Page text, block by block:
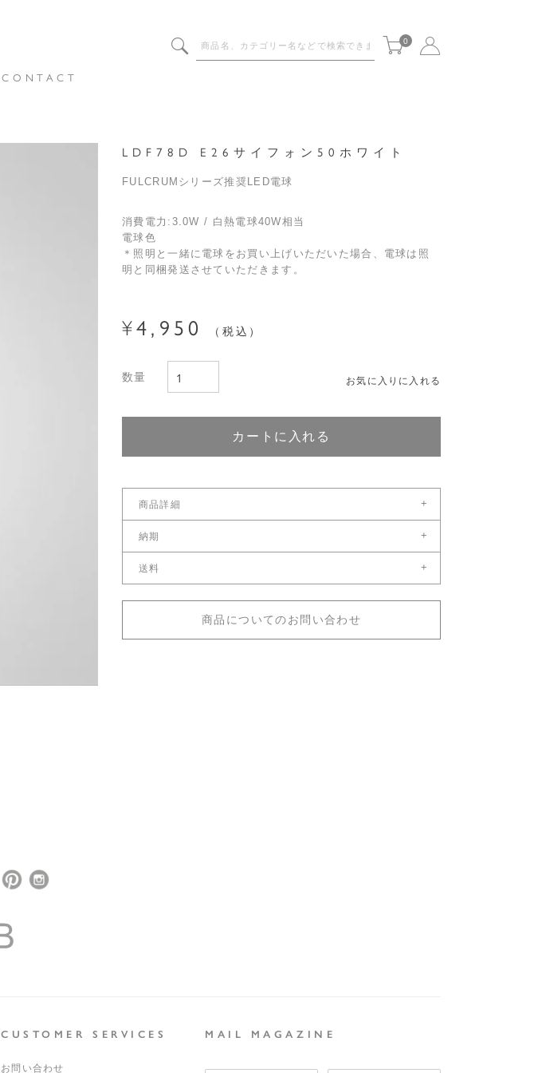
0
CONTACT
LDF78D E26サイフォン50ホワイト
FULCRUMシリーズ推奨LED電球
消費電力:3.0W / 白熱電球40W相当
電球色
＊照明と一緒に電球をお買い上げいただいた場合、電球は照
明と同梱発送させていただきます。
¥4,950 税込
お気に入りに入れる
カートに入れる
商品詳細 +
保証
納期 +
※お急ぎの場合は別途ご連絡ください。
こちら
＊年末年始及び夏季、ゴールデンウィーク休暇中は納期が営業日8日より
長くなる場合もございます。
送料 +
商品についてのお問い合わせ
CUSTOMER SERVICES
お問い合わせ
MAIL MAGAZINE